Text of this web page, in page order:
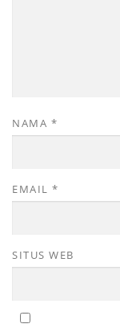
NAMA *
EMAIL *
SITUS WEB